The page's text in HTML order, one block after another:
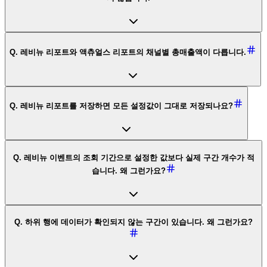
Q. 레비뉴 리포트와 액츄얼스 리포트의 채널별 총매출액이 다릅니다.
Q. 레비뉴 리포트를 저장하면 모든 설정값이 그대로 저장되나요?
Q. 레비뉴 이벤트의 조회 기간으로 설정한 값보다 실제 구간 개수가 적
습니다. 왜 그런가요?
Q. 하위 행에 데이터가 확인되지 않는 구간이 있습니다. 왜 그런가요?